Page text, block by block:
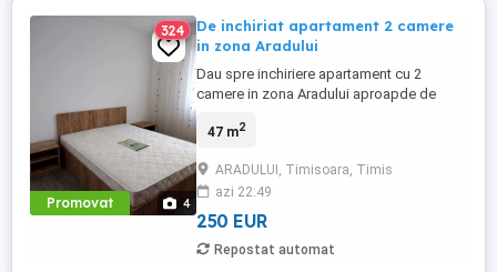
Promovat 4
324
De inchiriat apartament 2 camere
in zona Aradului
Dau spre inchiriere apartament cu 2
camere in zona Aradului aproapde de
de 47 mp care dispune de centrala proprie
afla la parter!
47 m2
ARADULUI, Timisoara, Timis
azi 22:49
250 EUR
Repostat automat